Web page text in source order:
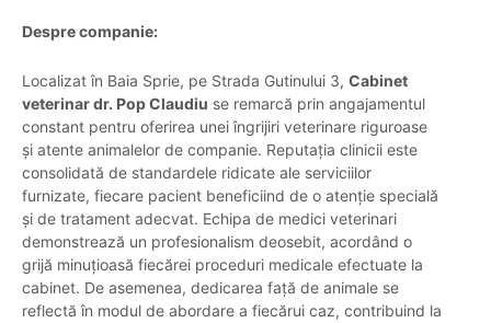
Despre companie:
Localizat în Baia Sprie, pe Strada Gutinului 3, Cabinet
veterinar dr. Pop Claudiu se remarcă prin angajamentul
constant pentru oferirea unei îngrijiri veterinare riguroase
și atente animalelor de companie. Reputația clinicii este
consolidată de standardele ridicate ale serviciilor
furnizate, fiecare pacient beneficiind de o atenție specială
și de tratament adecvat. Echipa de medici veterinari
demonstrează un profesionalism deosebit, acordând o
grijă minuțioasă fiecărei proceduri medicale efectuate la
cabinet. De asemenea, dedicarea față de animale se
reflectă în modul de abordare a fiecărui caz, contribuind la